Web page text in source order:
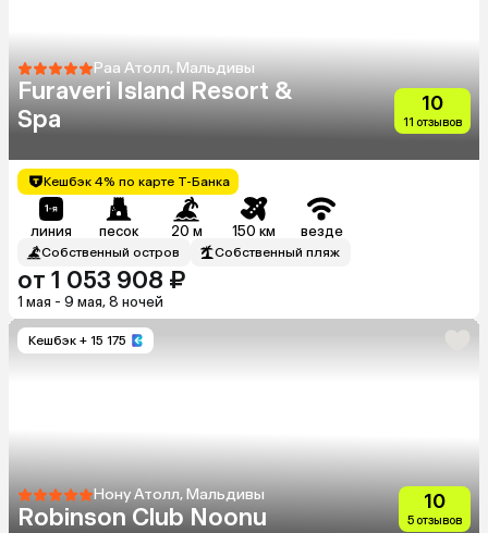
Раа Атолл, Мальдивы
Furaveri Island Resort &
Spa
10
11 отзывов
Кешбэк 4% по карте Т-Банка
линия песок 20 м 150 км везде
Собственный остров Собственный пляж
от 1 053 908 ₽
1 мая - 9 мая, 8 ночей
Кешбэк + 15 175
Нону Атолл, Мальдивы
Robinson Club Noonu
10
5 отзывов